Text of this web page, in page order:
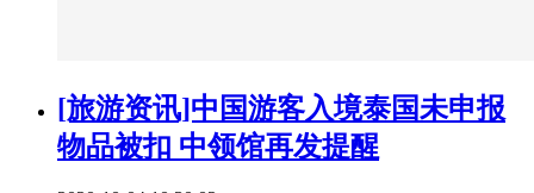
[旅游资讯]中国游客入境泰国未申报
物品被扣 中领馆再发提醒